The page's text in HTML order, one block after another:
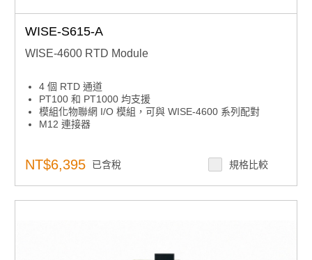
WISE-S615-A
WISE-4600 RTD Module
4 個 RTD 通道
PT100 和 PT1000 均支援
模組化物聯網 I/O 模組，可與 WISE-4600 系列配對
M12 連接器
NT$6,395 已含稅 規格比較